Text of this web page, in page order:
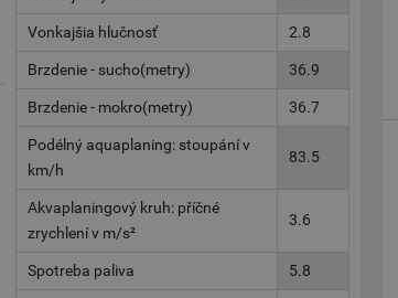
Vonkajšia hlučnosť 2.8
Brzdenie - sucho(metry) 36.9
Brzdenie - mokro(metry) 36.7
Podélný aquaplaning: stoupání v
km/h
83.5
Akvaplaningový kruh: příčné
zrychlení v m/s²
3.6
Spotreba paliva 5.8